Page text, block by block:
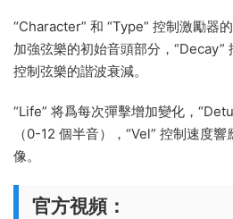
“Character” 和 “Type” 控制激勵器
加強弦樂的初始音頭部分，“Decay”
控制弦樂的諧波衰減。
“Life” 将爲每次彈擊增加變化，
（0-12 個半音），“Vel” 控制速度
像。
官方視頻：